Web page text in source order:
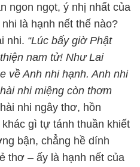
ngon ngọt, ý nhị nhất của
là hạnh nết thế nào?
nhi. “Lúc bấy giờ Phật
nam tử! Như Lai
về Anh nhi hạnh. Anh nhi
nhi miệng còn thơm
nhi ngây thơ, hồn
gì tự tánh thuần khiết
bận, chẳng hề dính
thơ – ấy là hạnh nết của